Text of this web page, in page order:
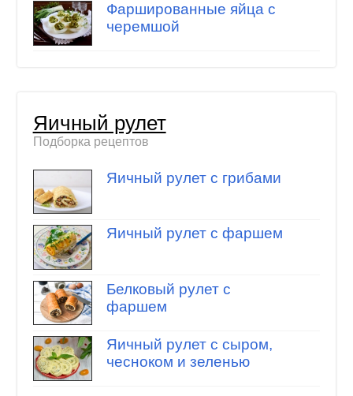
Фаршированные яйца с
черемшой
Яичный рулет
Подборка рецептов
Яичный рулет с грибами
Яичный рулет с фаршем
Белковый рулет с
фаршем
Яичный рулет с сыром,
чесноком и зеленью